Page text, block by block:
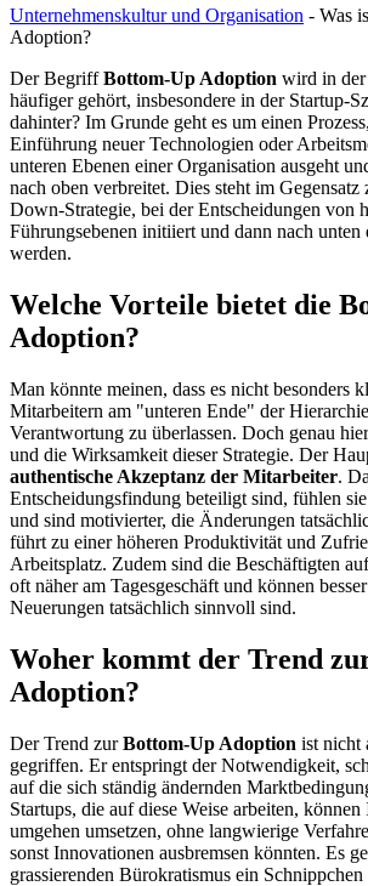
Unternehmenskultur und Organisation - Was
Adoption?
Der BegriffBottom-Up Adoption wird in der
häufiger gehört, insbesondere in der Startup-
dahinter? Im Grunde geht es um einen
Einführung neuer Technologien oder
unteren Ebenen einer Organisation ausgeht
nach oben verbreitet. Dies steht im
Down-Strategie, bei der Entscheidungen von
Führungsebenen initiiert und dann nach unten
werden.
Welche Vorteile bietet die
Adoption?
Man könnte meinen, dass es nicht besonders
Mitarbeitern am "unteren Ende" der
Verantwortung zu überlassen. Doch genau
und die Wirksamkeit dieser Strategie. Der
authentische Akzeptanz der Mitarbeiter.
Entscheidungsfindung beteiligt sind, fühlen
und sind motivierter, die Änderungen
führt zu einer höheren Produktivität und
Arbeitsplatz. Zudem sind die Beschäftigten
oft näher am Tagesgeschäft und können
Neuerungen tatsächlich sinnvoll sind.
Woher kommt der Trend
Adoption?
Der Trend zurBottom-Up Adoption ist nicht
gegriffen. Er entspringt der Notwendigkeit,
auf die sich ständig ändernden
Startups, die auf diese Weise arbeiten,
umgehen umsetzen, ohne langwierige
sonst Innovationen ausbremsen könnten. Es
grassierenden Bürokratismus ein Schnippchen